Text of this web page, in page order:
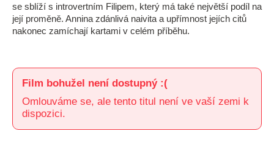
se sblíží s introvertním Filipem, který má také největší podíl na
její proměně. Annina zdánlivá naivita a upřímnost jejích citů
nakonec zamíchají kartami v celém příběhu.
Film bohužel není dostupný :(
Omlouváme se, ale tento titul není ve vaší zemi k
dispozici.